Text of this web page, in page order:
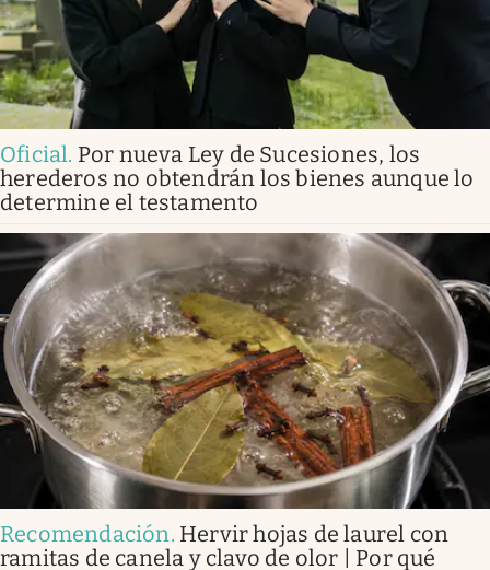
Oficial. Por nueva Ley de Sucesiones, los
herederos no obtendrán los bienes aunque lo
determine el testamento
Recomendación. Hervir hojas de laurel con
ramitas de canela y clavo de olor | Por qué